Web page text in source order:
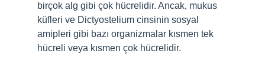
birçok alg gibi çok hücrelidir. Ancak, mukus
küfleri ve Dictyostelium cinsinin sosyal
amipleri gibi bazı organizmalar kısmen tek
hücreli veya kısmen çok hücrelidir.